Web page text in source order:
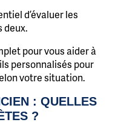
d’évaluer les
deux.
pour vous aider à
personnalisés pour
votre situation.
: QUELLES
?